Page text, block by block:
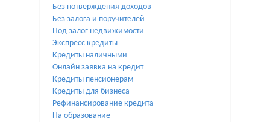
Без потверждения доходов
Без залога и поручителей
Под залог недвижимости
Экспресс кредиты
Кредиты наличными
Онлайн заявка на кредит
Кредиты пенсионерам
Кредиты для бизнеса
Рефинансирование кредита
На образование